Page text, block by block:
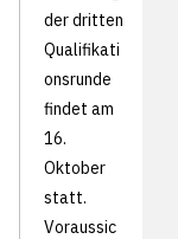
der dritten
Qualifikati
onsrunde
findet am
16.
Oktober
statt.
Voraussic